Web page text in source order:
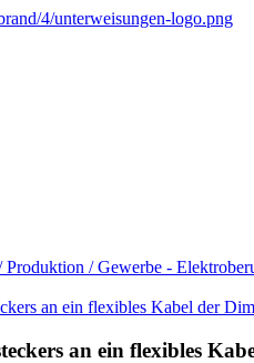
/ Gewerbe -
an ein flexibles